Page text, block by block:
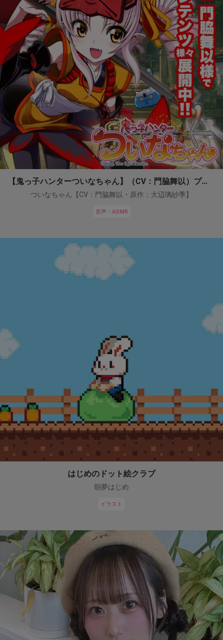
【鬼っ子ハンターついなちゃん】（CV：門脇舞以）プロジェクト！
ついなちゃん【CV：門脇舞以・原作：大辺璃紗季】
音声・ASMR
はじめのドット絵クラブ
朝夢はじめ
イラスト